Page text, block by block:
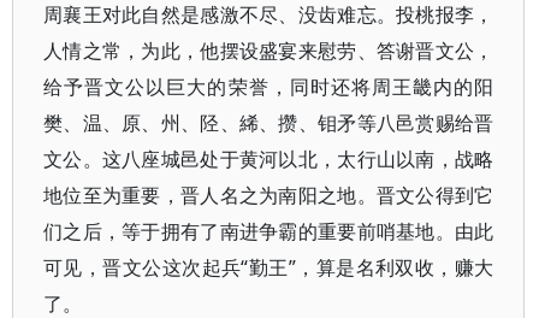
周襄王对此自然是感激不尽、没齿难忘。投桃报李，
人情之常，为此，他摆设盛宴来慰劳、答谢晋文公，
给予晋文公以巨大的荣誉，同时还将周王畿内的阳
樊、温、原、州、陉、絺、攒、钼矛等八邑赏赐给晋
文公。这八座城邑处于黄河以北，太行山以南，战略
地位至为重要，晋人名之为南阳之地。晋文公得到它
们之后，等于拥有了南进争霸的重要前哨基地。由此
可见，晋文公这次起兵“勤王”，算是名利双收，赚大
了。